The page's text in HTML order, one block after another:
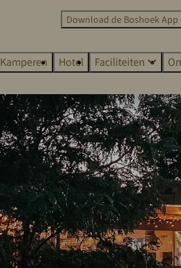
Download de Boshoek App
Kamperen Hotel Faciliteiten